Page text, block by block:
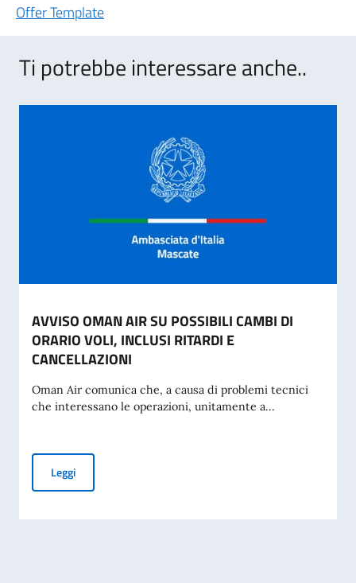
Offer Template
Ti potrebbe interessare anche..
AVVISO OMAN AIR SU POSSIBILI CAMBI DI
ORARIO VOLI, INCLUSI RITARDI E
CANCELLAZIONI
Oman Air comunica che, a causa di problemi tecnici
che interessano le operazioni, unitamente a...
LeggiAVVISO OMAN AIR SU POSSIBILI CAMBI DI ORARIO VOLI,